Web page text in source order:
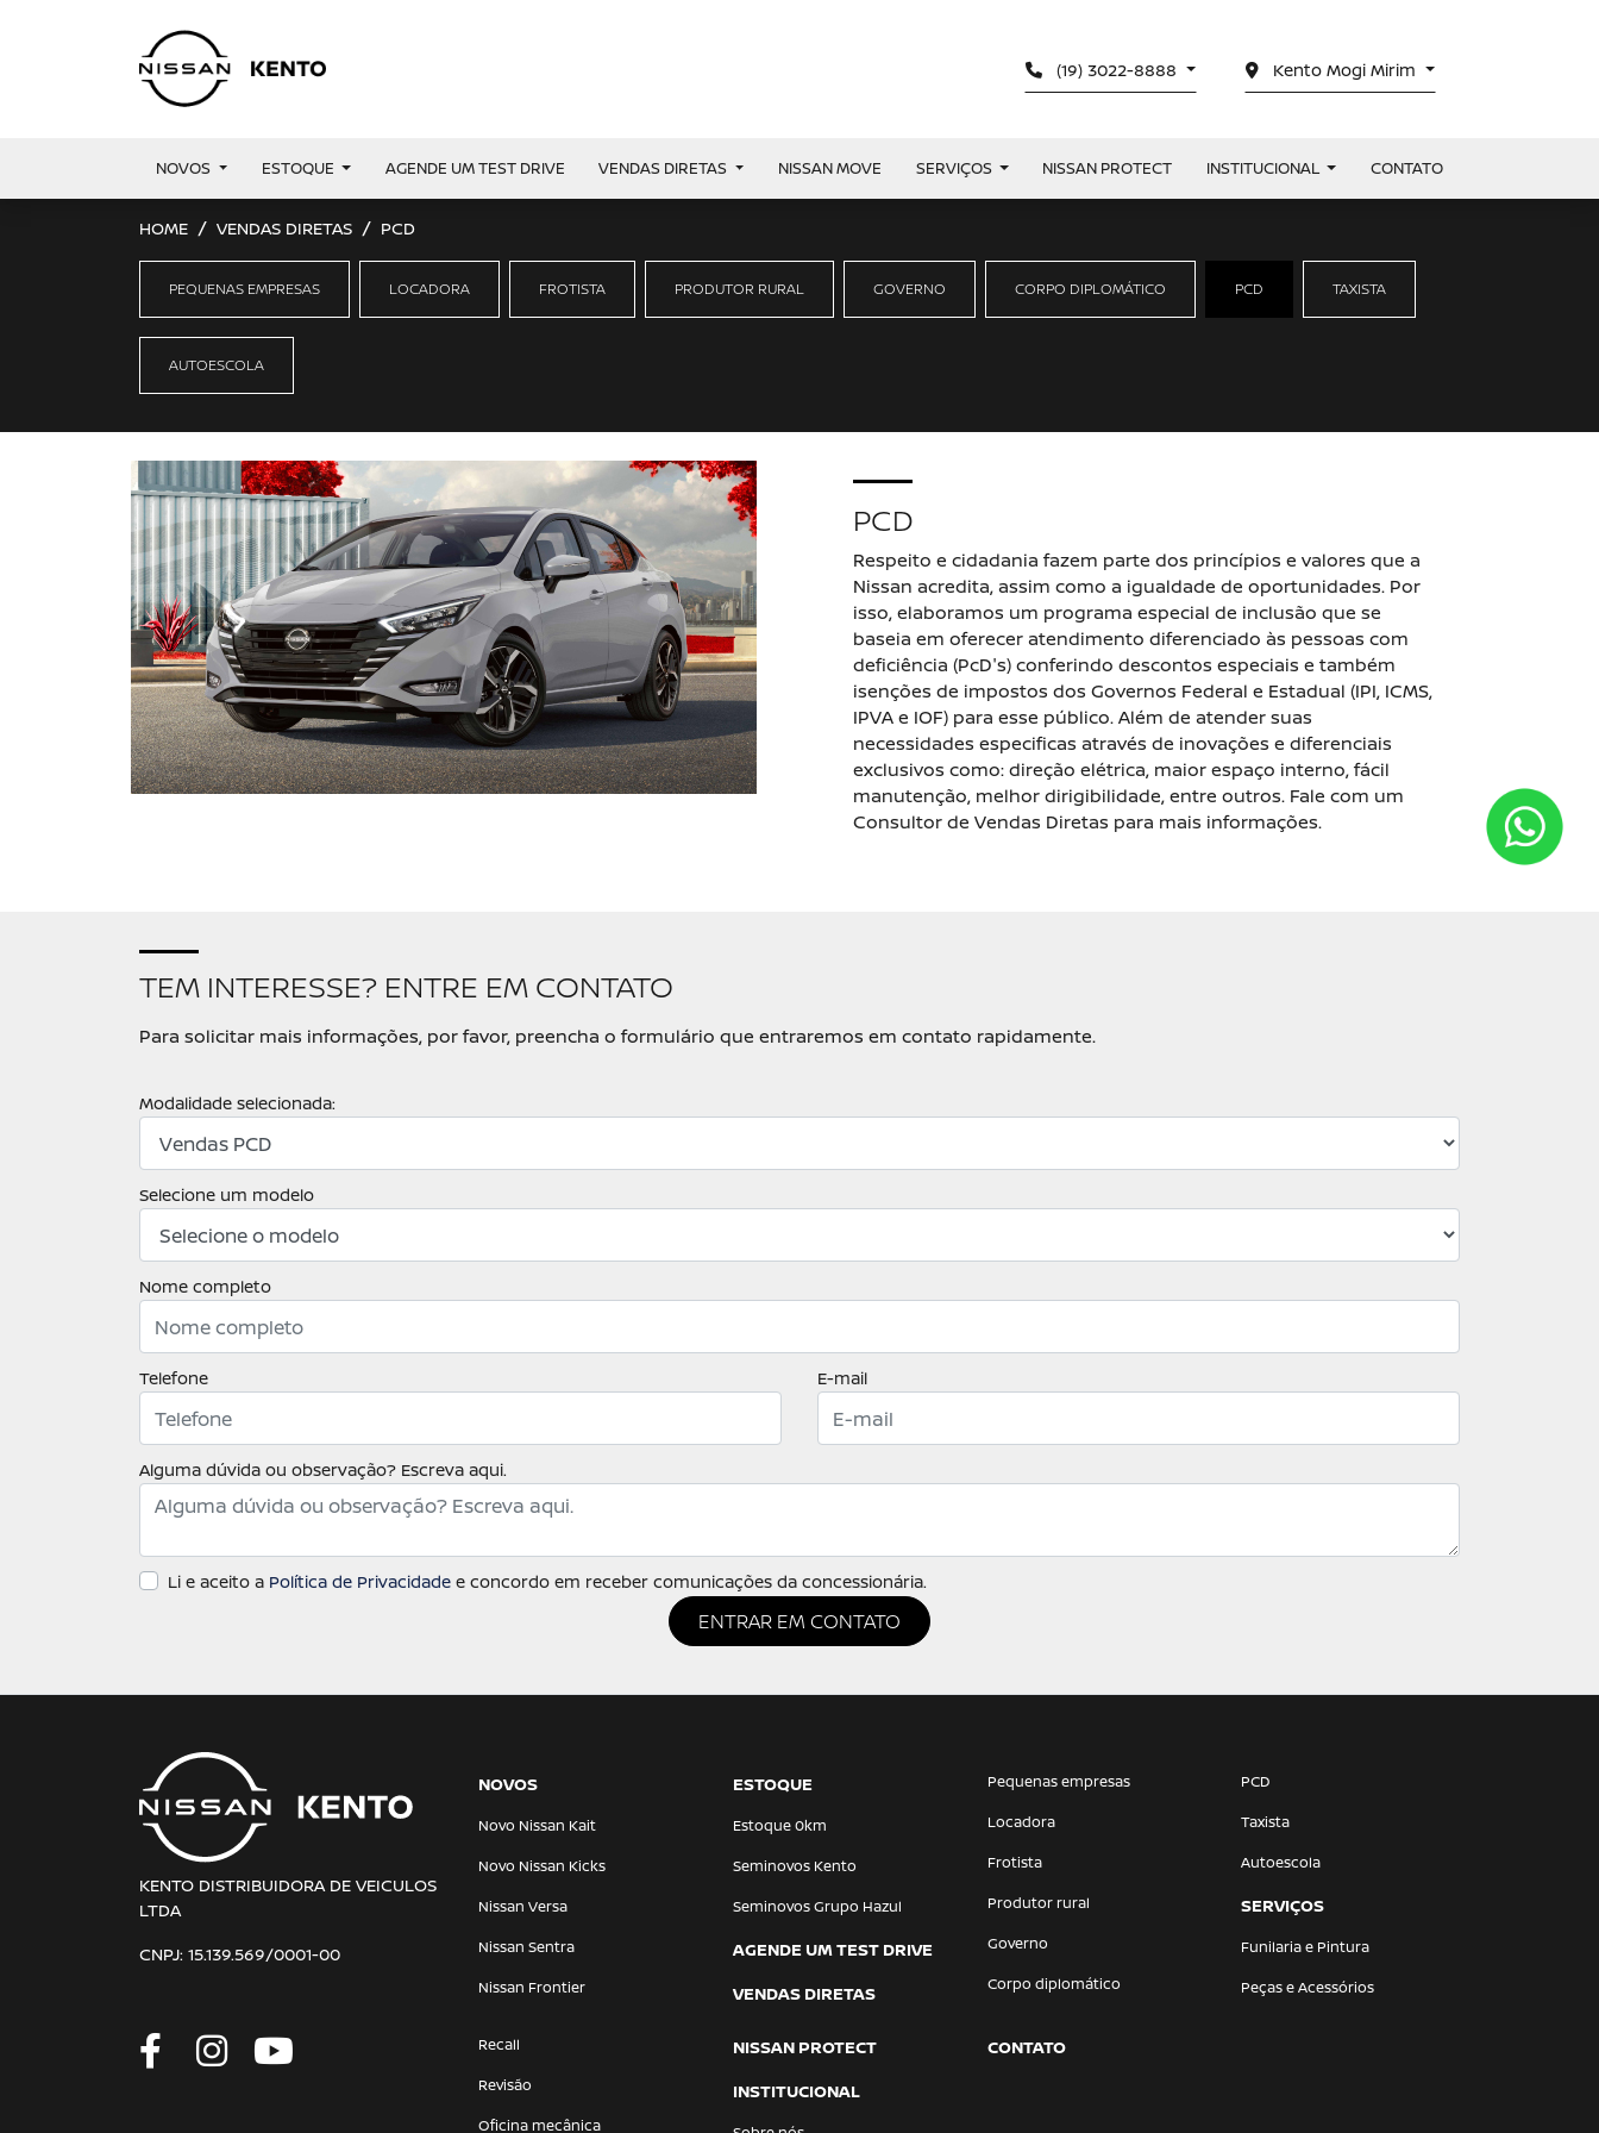
(19) 3022-8888 Kento Mogi Mirim
NOVOS ESTOQUE AGENDE UM TEST DRIVE VENDAS DIRETAS NISSAN MOVE SERVIÇOS NISSAN PROTECT INSTITUCIONAL CONTATO
HOME VENDAS DIRETAS PCD
PEQUENAS EMPRESAS LOCADORA FROTISTA PRODUTOR RURAL GOVERNO CORPO DIPLOMÁTICO PCD TAXISTA
AUTOESCOLA
PCD
Respeito e cidadania fazem parte dos princípios e valores que a
Nissan acredita, assim como a igualdade de oportunidades. Por
isso, elaboramos um programa especial de inclusão que se
baseia em oferecer atendimento diferenciado às pessoas com
deficiência (PcD's) conferindo descontos especiais e também
isenções de impostos dos Governos Federal e Estadual (IPI, ICMS,
IPVA e IOF) para esse público. Além de atender suas
necessidades especificas através de inovações e diferenciais
exclusivos como: direção elétrica, maior espaço interno, fácil
manutenção, melhor dirigibilidade, entre outros. Fale com um
Consultor de Vendas Diretas para mais informações.
TEM INTERESSE? ENTRE EM CONTATO
Para solicitar mais informações, por favor, preencha o formulário que entraremos em contato rapidamente.
Modalidade selecionada:
Selecione um modelo
Nome completo
Telefone E-mail
Alguma dúvida ou observação? Escreva aqui.
Li e aceito a Política de Privacidade e concordo em receber comunicações da concessionária.
ENTRAR EM CONTATO
KENTO DISTRIBUIDORA DE VEICULOS
LTDA
CNPJ: 15.139.569/0001-00
NOVOS
Novo Nissan Kait
Novo Nissan Kicks
Nissan Versa
Nissan Sentra
Nissan Frontier
ESTOQUE
Estoque 0km
Seminovos Kento
Seminovos Grupo Hazul
AGENDE UM TEST DRIVE
VENDAS DIRETAS
Pequenas empresas
Locadora
Frotista
Produtor rural
Governo
Corpo diplomático
PCD
Taxista
Autoescola
SERVIÇOS
Funilaria e Pintura
Peças e Acessórios
Recall
Revisão
Oficina mecânica
NISSAN PROTECT
INSTITUCIONAL
CONTATO